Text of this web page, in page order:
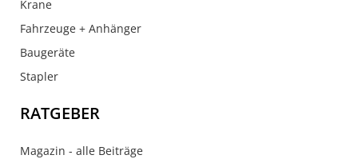
Krane
Fahrzeuge + Anhänger
Baugeräte
Stapler
RATGEBER
Magazin - alle Beiträge